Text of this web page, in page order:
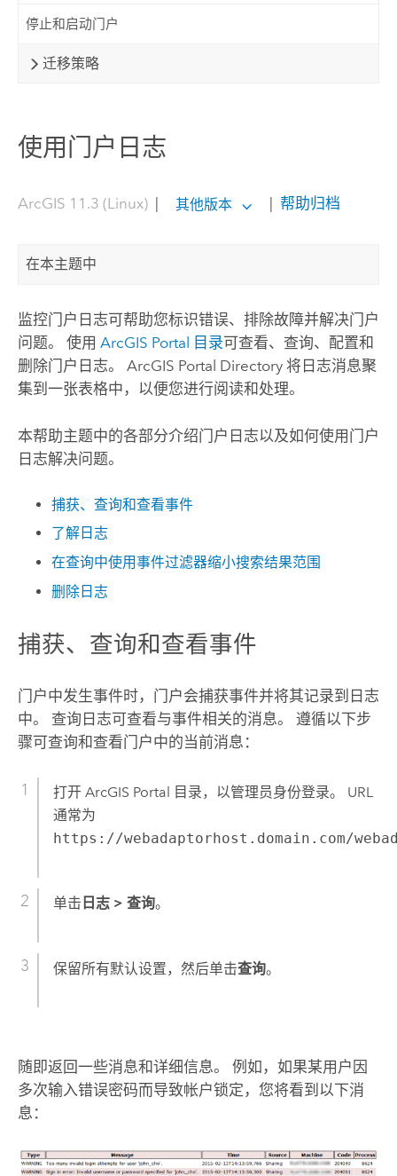
停止和启动门户
迁移策略
使用门户日志
ArcGIS 11.3 (Linux)| 其他版本 帮助归档
在本主题中
监控门户日志可帮助您标识错误、排除故障并解决门户
问题。 使用 ArcGIS Portal 目录可查看、查询、配置和
删除门户日志。 ArcGIS Portal Directory 将日志消息聚
集到一张表格中，以便您进行阅读和处理。
本帮助主题中的各部分介绍门户日志以及如何使用门户
日志解决问题。
捕获、查询和查看事件
了解日志
在查询中使用事件过滤器缩小搜索结果范围
删除日志
捕获、查询和查看事件
门户中发生事件时，门户会捕获事件并将其记录到日志
中。 查询日志可查看与事件相关的消息。 遵循以下步
骤可查询和查看门户中的当前消息：
打开 ArcGIS Portal 目录，以管理员身份登录。 URL
通常为
https://webadaptorhost.domain.com/
单击 日志 > 查询。
保留所有默认设置，然后单击查询。
随即返回一些消息和详细信息。 例如，如果某用户因
多次输入错误密码而导致帐户锁定，您将看到以下消
息：